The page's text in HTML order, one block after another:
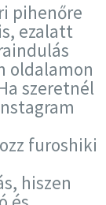
pihenőre
ezalatt
oldalamon
szeretnél
furoshiki
hiszen